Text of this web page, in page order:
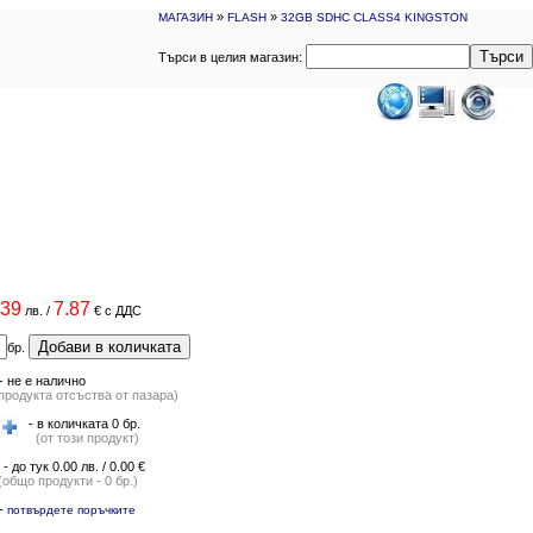
МАГАЗИН » FLASH » 32GB SDHC CLASS4 KINGSTON
Търси в целия магазин: Търси
лв. / 7.87 €с ДДС
бр. Добави в количката
- не е налично
отсъства от пазара)
- в количката 0 бр.
(от този продукт)
- до тук 0.00 лв. / 0.00 €
продукти - 0 бр.)
- потвърдете поръчките